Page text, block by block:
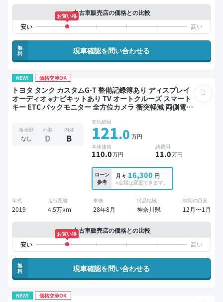
中古車販売店の価格との比較
お買い得
無
料
現車確認を問い合わせる
NEW! 価格交渉OK
トヨタ タンク カスタムG-T 整備記録簿あり ディスプレイ
オーディオ ※ナビキットあり TV オートクルーズ スマート
キー ETC バックモニター 全方位カメラ 衝突軽減 両側電動
板金歴
なし
外装
D
内装
B
支払総額
121.0 万円
本体価格
110.0万円
諸費用
11.0万円
ローン
参考
月々 16,300 円
※金額は変更できます。
年式
2019
走行距離
4.5万km
車検
28年8月
出品地域
神奈川県
納期の目安
12月〜1月
中古車販売店の価格との比較
お買い得
無
料
現車確認を問い合わせる
NEW! 価格交渉OK